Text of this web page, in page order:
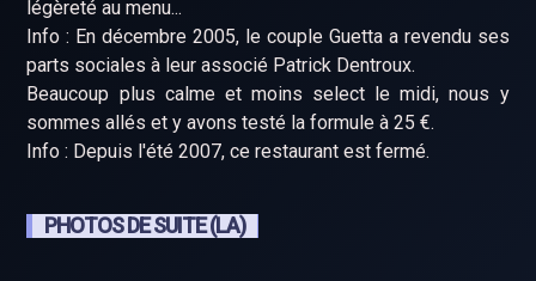
légèreté au menu...
Info : En décembre 2005, le couple Guetta a revendu ses
parts sociales à leur associé Patrick Dentroux.
Beaucoup plus calme et moins select le midi, nous y
sommes allés et y avons testé la formule à 25 €.
Info : Depuis l'été 2007, ce restaurant est fermé.
PHOTOS DE SUITE (LA)